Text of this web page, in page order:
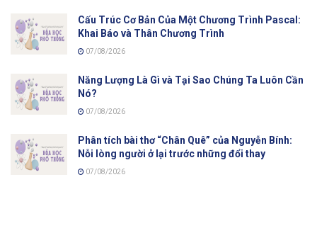
Cấu Trúc Cơ Bản Của Một Chương Trình Pascal:
Khai Báo và Thân Chương Trình
07/08/2026
Năng Lượng Là Gì và Tại Sao Chúng Ta Luôn Cần
Nó?
07/08/2026
Phân tích bài thơ “Chân Quê” của Nguyễn Bính:
Nỗi lòng người ở lại trước những đổi thay
07/08/2026